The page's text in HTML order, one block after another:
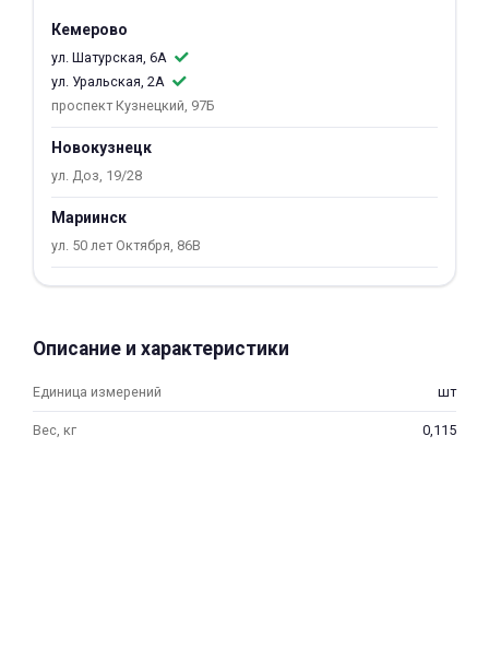
Кемерово
ул. Шатурская, 6А
ул. Уральская, 2А
проспект Кузнецкий, 97Б
Новокузнецк
ул. Доз, 19/28
Мариинск
ул. 50 лет Октября, 86В
Описание и характеристики
Единица измерений шт
Вес, кг 0,115
Получайте товар
выбранный способом
Оставшиеся
списываться
по25%каждые 2 недели